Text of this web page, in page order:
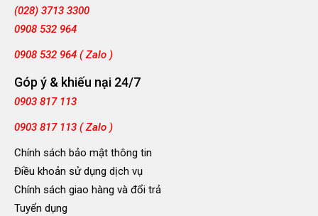
(028) 3713 3300
0908 532 964
0908 532 964 ( Zalo )
Góp ý & khiếu nại 24/7
0903 817 113
0903 817 113 ( Zalo )
Chính sách bảo mật thông tin
Điều khoản sử dụng dịch vụ
Chính sách giao hàng và đổi trả
Tuyển dụng